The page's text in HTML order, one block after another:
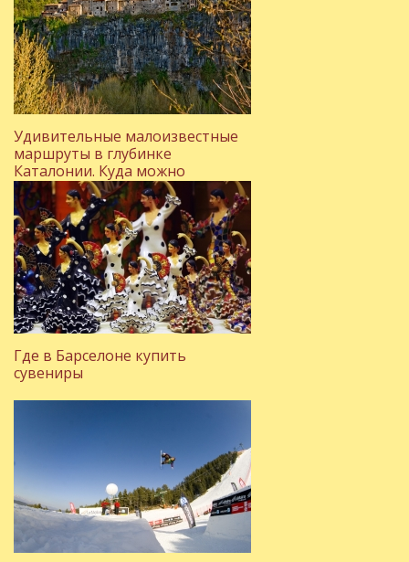
Удивительные малоизвестные
маршруты в глубинке
Каталонии. Куда можно
поехать, отдыхая на Коста-
Браве?
Где в Барселоне купить
сувениры